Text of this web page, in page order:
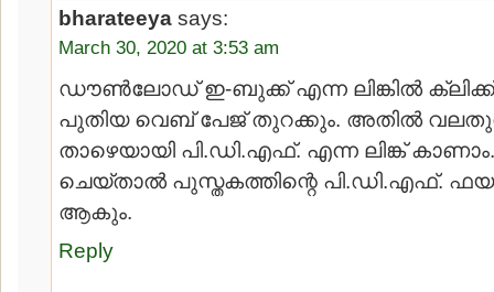
bharateeya says:
March 30, 2020 at 3:53 am
ഡൗണ്‍ലോഡ് ഇ-ബുക്ക് എന്ന ലിങ്കില്‍
പുതിയ വെബ് പേജ് തുറക്കും. അതില്‍
താഴെയായി പി.ഡി.എഫ്. എന്ന ലിങ്ക്
ചെയ്താല്‍ പുസ്തകത്തിന്റെ
ആകും.
Reply